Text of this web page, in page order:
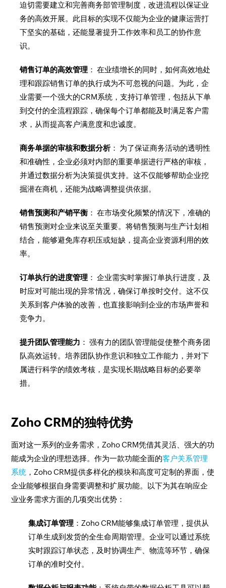
迫切需要建立和完善商务部管理制度，改进流程以保证业
务的高效开展。此目标的实现不仅能为企业的健康运营打
下坚实的基础，还能显著提升工作效率和员工的协作意
识。
销售订单的高效管理 ： 在业绩增长的同时，如何高效地处
理和跟踪销售订单的执行成为不可忽视的问题。为此，企
业需要一个强大的CRM系统，支持订单管理，包括从下单
到交付的全流程跟踪，确保每个订单都能及时满足客户需
求，从而提高客户满意度和忠诚度。
商务单据的审核和数据分析： 为了保证商务活动的透明性
和准确性，企业必须对内部的重要单据进行严格的审核，
并通过数据分析为决策提供支持。这不仅能够帮助企业挖
掘潜在商机，还能为战略调整提供依据。
销售预测和产销平衡 ： 在市场变化频繁的情况下，准确的
销售预测对企业来说至关重要。将销售预测与生产计划相
结合，能够避免库存积压或短缺，提高企业资源利用的效
率。
订单执行的进度管理 ： 企业需实时掌握订单执行进度，及
时应对可能出现的异常情况，确保订单按时交付。这不仅
关系到客户体验的改善，也直接影响到企业的市场声誉和
竞争力。
提升团队管理能力 ： 强有力的团队管理能促使整个商务团
队高效运转。培养团队协作意识和独立工作能力，并对下
属进行科学的绩效考核，是实现长期战略目标的必要举
措。
Zoho CRM的独特优势
面对这一系列的业务需求，Zoho CRM凭借其灵活、强大的功
能成为企业的理想选择。作为一款功能全面的客户关系管理
系统 ，Zoho CRM提供多样化的模块和高度可定制的界面，使
企业能够根据自身需要调整和扩展功能。以下为其在响应企
业业务需求方面的几项突出优势：
集成订单管理 ：Zoho CRM能够集成订单管理，提供从
订单生成到发货的全生命周期管理。企业可以通过系统
实时跟踪订单状态，及时协调生产、物流等环节，确保
订单的准时交付。